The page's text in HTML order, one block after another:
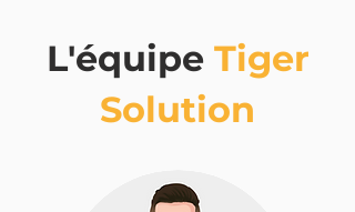
L'équipeTiger
Solution